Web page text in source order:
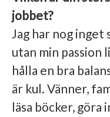
jobbet?
Jag har nog inget
utan min passion
hålla en bra
är kul. Vänner,
läsa böcker, göra